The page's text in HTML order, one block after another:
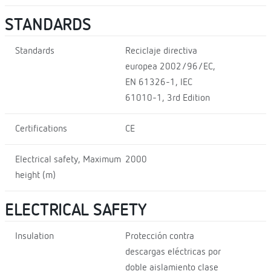
STANDARDS
Standards
Reciclaje directiva
europea 2002/96/EC,
EN 61326-1, IEC
61010-1, 3rd Edition
Certifications CE
Electrical safety, Maximum
height (m)
2000
ELECTRICAL SAFETY
Insulation
Protección contra
descargas eléctricas por
doble aislamiento clase